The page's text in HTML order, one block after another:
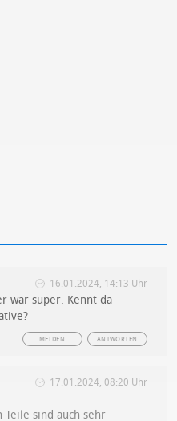
16.01.2024, 14:13 Uhr
war super. Kennt da
ANTWORTEN
MELDEN
17.01.2024, 08:20 Uhr
sind auch sehr